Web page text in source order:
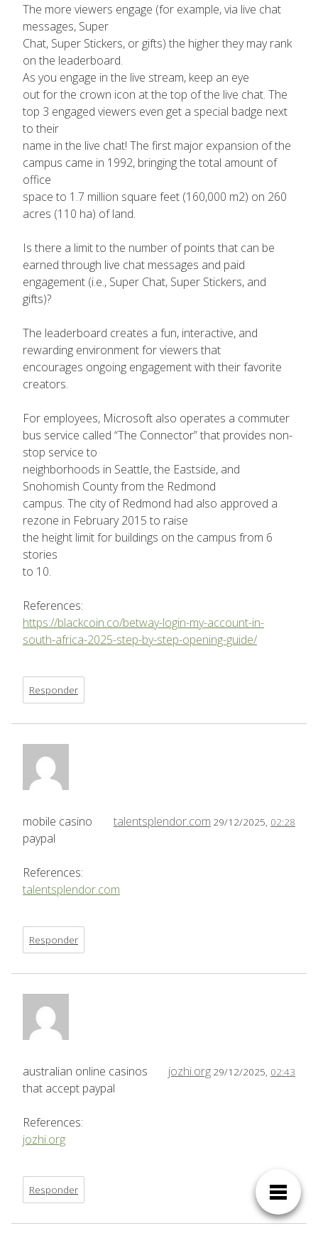
The more viewers engage (for example, via live chat
messages, Super
Chat, Super Stickers, or gifts) the higher they may rank
on the leaderboard.
As you engage in the live stream, keep an eye
out for the crown icon at the top of the live chat. The
top 3 engaged viewers even get a special badge next
to their
name in the live chat! The first major expansion of the
campus came in 1992, bringing the total amount of
office
space to 1.7 million square feet (160,000 m2) on 260
acres (110 ha) of land.
Is there a limit to the number of points that can be
earned through live chat messages and paid
engagement (i.e., Super Chat, Super Stickers, and
gifts)?
The leaderboard creates a fun, interactive, and
rewarding environment for viewers that
encourages ongoing engagement with their favorite
creators.
For employees, Microsoft also operates a commuter
bus service called “The Connector” that provides non-
stop service to
neighborhoods in Seattle, the Eastside, and
Snohomish County from the Redmond
campus. The city of Redmond had also approved a
rezone in February 2015 to raise
the height limit for buildings on the campus from 6
stories
to 10.
References:
https://blackcoin.co/betway-login-my-account-in-
south-africa-2025-step-by-step-opening-guide/
Responder
talentsplendor.com 29/12/2025, 02:28
mobile casino
paypal
References:
talentsplendor.com
Responder
jozhi.org 29/12/2025, 02:43
australian online casinos
that accept paypal
References:
jozhi.org
Responder